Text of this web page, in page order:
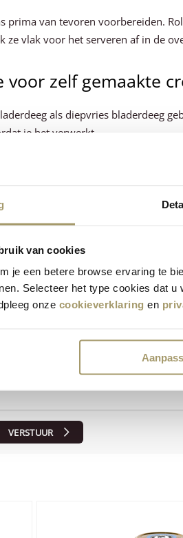
van cookies
je een betere browse ervaring te
Selecteer het type cookies dat
onze cookieverklaring en
prima van tevoren voorbereiden.
ze vlak voor het serveren af in de
zelf gemaakte
als diepvries bladerdeeg
je het verwerkt.
persoon bij een
persoon tijdens een paasbrunch,
recept gelukt?
wat je ervan vindt!
VERSTUUR